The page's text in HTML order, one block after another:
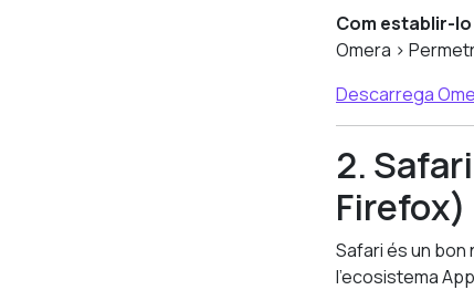
Com establir-
Omera >
Descarrega
2.
Firefox)
Safari és un bon
l’ecosistema